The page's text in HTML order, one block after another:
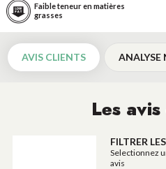
Faible teneur en matières
grasses
AVIS CLIENTS ANALYSE
Les
FILTRER
Selectionnez
avis